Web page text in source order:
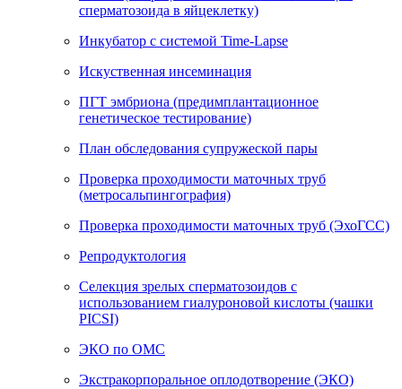
сперматозоида в яйцеклетку)
Инкубатор с системой Time-Lapse
Искуственная инсеминация
ПГТ эмбриона (предимплантационное
генетическое тестирование)
План обследования супружеской пары
Проверка проходимости маточных труб
(метросальпингография)
Проверка проходимости маточных труб (ЭхоГСС)
Репродуктология
Селекция зрелых сперматозоидов с
использованием гиалуроновой кислоты (чашки
PICSI)
ЭКО по ОМС
Экстракорпоральное оплодотворение (ЭКО)